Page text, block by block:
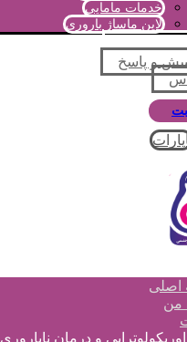
خدمات مامایی
لاین ماساژ باروری
آموزشی
و پاسخ
اصلی
من
اوریکولوتراپی و درمان ناباروری